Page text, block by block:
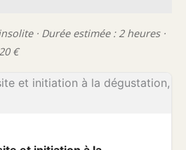
· Durée estimée : 2 heures ·
€